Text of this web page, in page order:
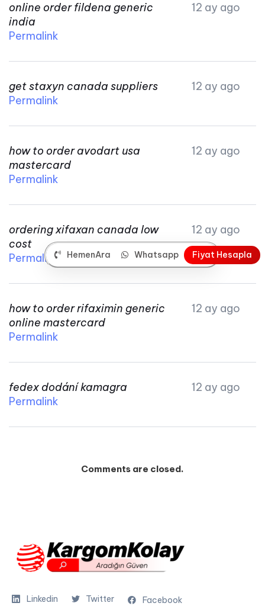
HemenAra Whatsapp Fiyat Hesap a
online order fildena generic
india
12 ay ago
Permalink
get staxyn canada suppliers
12 ay ago
Permalink
how to order avodart usa
mastercard
12 ay ago
Permalink
ordering xifaxan canada low
cost
12 ay ago
Permalink
how to order rifaximin generic
online mastercard
12 ay ago
Permalink
fedex dodání kamagra
12 ay ago
Permalink
Comments are closed.
Linkedin Twitter Facebook